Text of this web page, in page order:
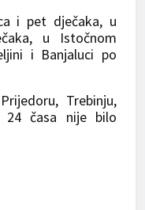
i pet dječaka, u
u Istočnom
i Banjaluci po
Trebinju,
24 časa nije bilo